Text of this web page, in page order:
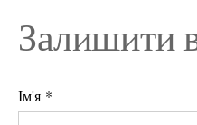
Залишити
Ім'я *